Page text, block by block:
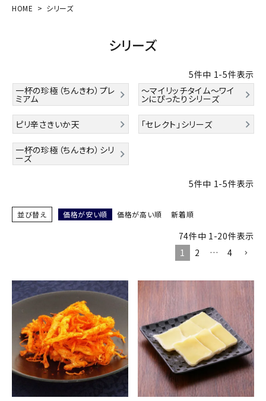
お酒別オススメ
価格別
お問い合わせ
直営店
HOME シリーズ
シリーズ
5件中 1-5件表示
一杯の珍極（ちんきわ）プレ
ミアム
～マイリッチタイム～ワイ
ンにぴったりシリーズ
ピリ辛さきいか天 「セレクト」シリーズ
一杯の珍極（ちんきわ）シリ
ーズ
5件中 1-5件表示
並び替え 価格が安い順 価格が高い順 新着順
74件中 1 -20件表示
1
2 … 4